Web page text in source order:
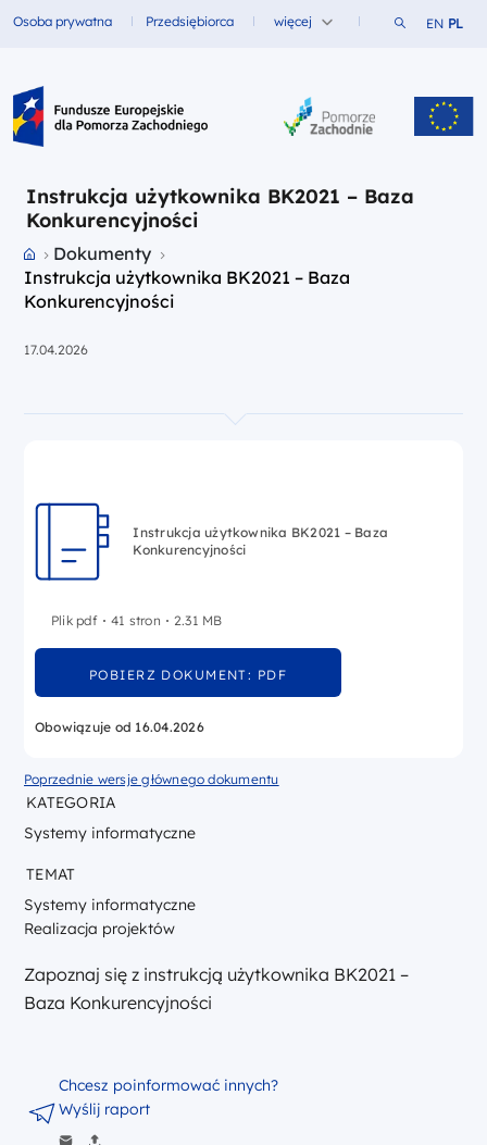
Fundusze dla
Osoba prywatna Fundusze dla
Przedsiębiorca więcej Szukaj w
EN PL
Fundusze Europejskie dla Pomorza Zachodniego
Instrukcja użytkownika BK2021 – Baza
Konkurencyjności
Przejdź do strony głównej portalu
Dokumenty
Instrukcja użytkownika BK2021 – Baza
Konkurencyjności
17.04.2026
Poprzednie wersje głównego dokumentu
Zapoznaj się z instrukcją użytkownika BK2021 –
Baza Konkurencyjności
KATEGORIA
Systemy informatyczne
TEMAT
Systemy informatyczne
Realizacja projektów
Instrukcja użytkownika BK2021 – Baza
Konkurencyjności
Plik pdf 41 stron 2.31 MB
POBIERZ DOKUMENT: PDF
Obowiązuje od 16.04.2026
Chcesz poinformować innych?
Wyślij raport